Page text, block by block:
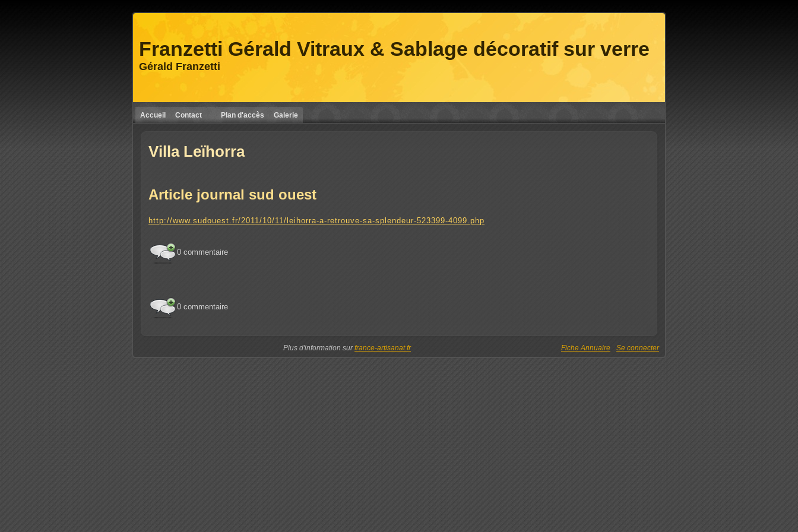
Franzetti Gérald Vitraux & Sablage décoratif sur verre
Gérald Franzetti
Accueil Contact Plan d'accès Galerie
Villa Leïhorra
Article journal sud ouest
http://www.sudouest.fr/2011/10/11/leihorra-a-retrouve-sa-splendeur-523399-4099.php
0 commentaire
0 commentaire
Plus d'information surfrance-artisanat.fr Se connecter
Fiche Annuaire